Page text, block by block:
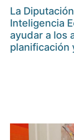
La
Inteligencia
ayudar a los
planificación